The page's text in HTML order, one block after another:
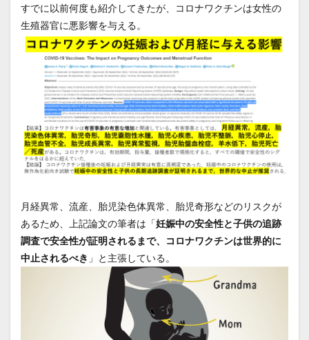
すでに以前何度も紹介してきたが、コロナワクチンは女性の
生殖器官に悪影響を与える。
月経異常、流産、胎児染色体異常、胎児奇形などのリスクが
あるため、上記論文の筆者は「妊娠中の安全性と子供の追跡
調査で安全性が証明されるまで、コロナワクチンは世界的に
中止されるべき 」と主張している。